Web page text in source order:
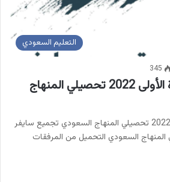
التعليم السعودي
345
تجميع سايفر الفترة الأولى 2022 تحصيلي المنهاج
تجميع سايفر الفترة الأولى 2022 تحصيلي المنهاج السعودي تجميع سايفر
2022 تحصيلي المنهاج السعودي التحميل من المرفقات